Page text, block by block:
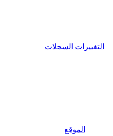
التغييرات السجلات
الموقع